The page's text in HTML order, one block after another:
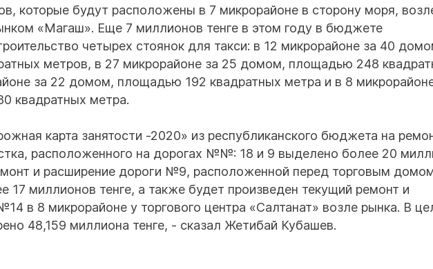
которые будут расположены в 7 микрорайоне в сторону моря,
«Магаш». Еще 7 миллионов тенге в этом году в бюджете
четырех стоянок для такси: в 12 микрорайоне за 40
метров, в 27 микрорайоне за 25 домом, площадью 248
за 22 домом, площадью 192 квадратных метра и в 8
квадратных метра.
карта занятости -2020» из республиканского бюджета на
расположенного на дорогах №№: 18 и 9 выделено более 20
и расширение дороги №9, расположенной перед торговым
17 миллионов тенге, а также будет произведен текущий ремонт и
в 8 микрорайоне у торгового центра «Салтанат» возле рынка. В
48,159 миллиона тенге, - сказал Жетибай Кубашев.